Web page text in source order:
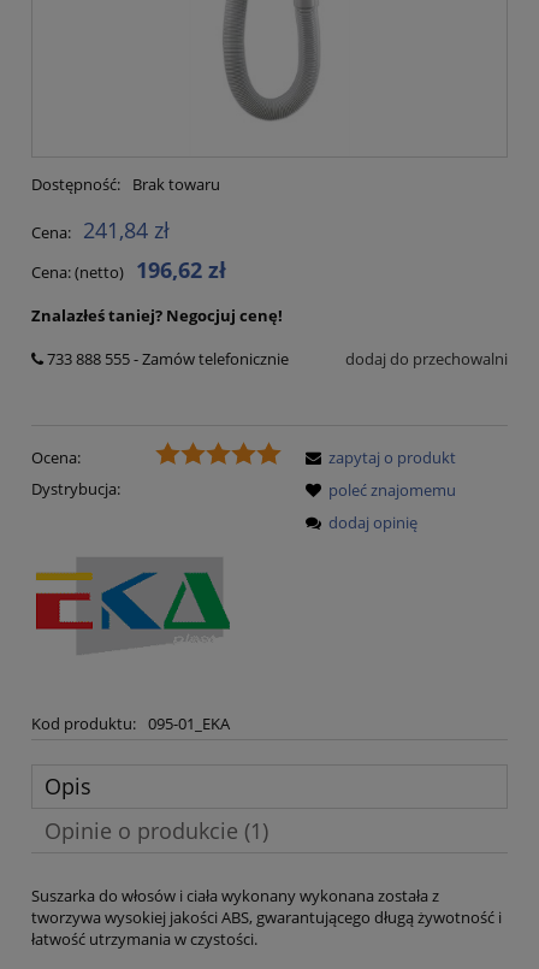
Dostępność: Brak towaru
Cena: 241,84 zł
Cena: (netto) 196,62 zł
Znalazłeś taniej? Negocjuj cenę!
733 888 555 - Zamów telefonicznie
dodaj do przechowalni
Ocena:
Dystrybucja:
Kod produktu: 095-01_EKA
zapytaj o produkt
poleć znajomemu
dodaj opinię
Opis
Opinie o produkcie (1)
Suszarka do włosów i ciała wykonany wykonana została z
tworzywa wysokiej jakości ABS, gwarantującego długą żywotność i
łatwość utrzymania w czystości.